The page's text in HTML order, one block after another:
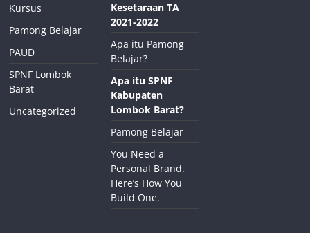
Kursus
Pamong Belajar
PAUD
SPNF Lombok
Barat
Uncategorized
Kesetaraan TA
2021-2022
Apa itu Pamong
Belajar?
Apa itu SPNF
Kabupaten
Lombok Barat?
Pamong Belajar
You Need a
Personal Brand.
Here’s How You
Build One.